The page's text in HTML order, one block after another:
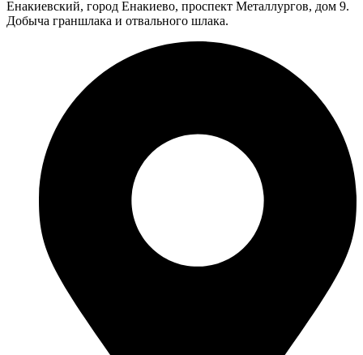
Енакиевский, город Енакиево, проспект Металлургов, дом 9.
Добыча граншлака и отвального шлака.